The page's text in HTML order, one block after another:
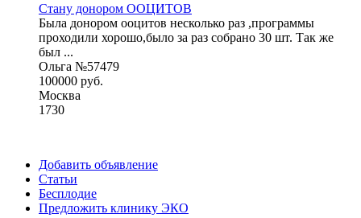
Стану донором ООЦИТОВ
Была донором ооцитов несколько раз ,программы
проходили хорошо,было за раз собрано 30 шт. Так же
был ...
Ольга №57479
100000 руб.
Москва
1730
Добавить объявление
Статьи
Бесплодие
Предложить клинику ЭКО